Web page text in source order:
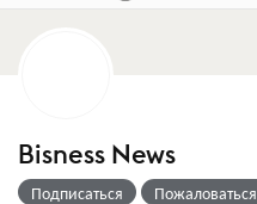
Bisness News
Подписаться Пожаловаться